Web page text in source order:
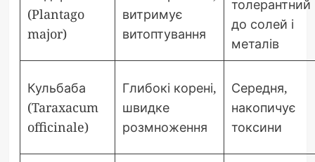
(Plantago
major)
витримує
витоптування
толерантний
до солей і
металів
Кульбаба
(Taraxacum
officinale)
Глибокі корені,
швидке
розмноження
Середня,
накопичує
токсини